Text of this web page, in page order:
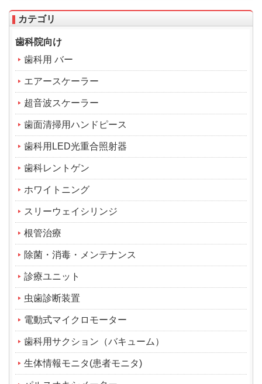
カテゴリ
歯科院向け
歯科用 バー
エアースケーラー
超音波スケーラー
歯面清掃用ハンドピース
歯科用LED光重合照射器
歯科レントゲン
ホワイトニング
スリーウェイシリンジ
根管治療
除菌・消毒・メンテナンス
診療ユニット
虫歯診断装置
電動式マイクロモーター
歯科用サクション（バキューム）
生体情報モニタ(患者モニタ)